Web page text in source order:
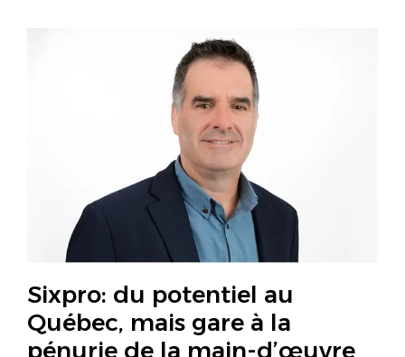
Sixpro: du potentiel au
Québec, mais gare à la
pénurie de la main-d’œuvre